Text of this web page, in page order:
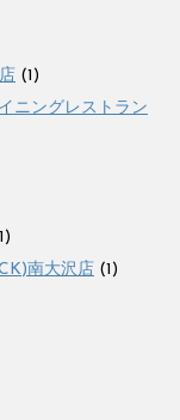
(1)
ニングレストラン
南大沢店 (1)